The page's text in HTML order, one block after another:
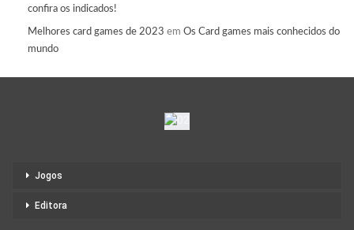
confira os indicados!
Melhores card games de 2023 em Os Card games mais conhecidos do
mundo
Jogos
Editora